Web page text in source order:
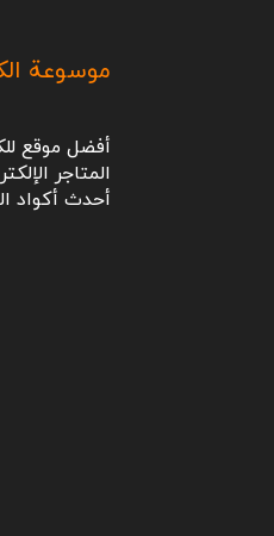
موسوعة
أفضل موقع
المتاجر
أحدث أكواد